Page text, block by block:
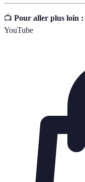
📺 Pour aller plus loin :
YouTube